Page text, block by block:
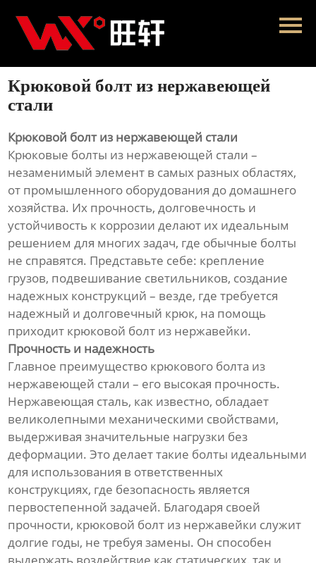
Главная
Продукция
Новости
Контакты
Крюковой болт из нержавеющей
стали
Крюковой болт из нержавеющей стали
Крюковые болты из нержавеющей стали –
незаменимый элемент в самых разных областях,
от промышленного оборудования до домашнего
хозяйства. Их прочность, долговечность и
устойчивость к коррозии делают их идеальным
решением для многих задач, где обычные болты
не справятся. Представьте себе: крепление
грузов, подвешивание светильников, создание
надежных конструкций – везде, где требуется
надежный и долговечный крюк, на помощь
приходит крюковой болт из нержавейки.
Прочность и надежность
Главное преимущество крюкового болта из
нержавеющей стали – его высокая прочность.
Нержавеющая сталь, как известно, обладает
великолепными механическими свойствами,
выдерживая значительные нагрузки без
деформации. Это делает такие болты идеальными
для использования в ответственных
конструкциях, где безопасность является
первостепенной задачей. Благодаря своей
прочности, крюковой болт из нержавейки служит
долгие годы, не требуя замены. Он способен